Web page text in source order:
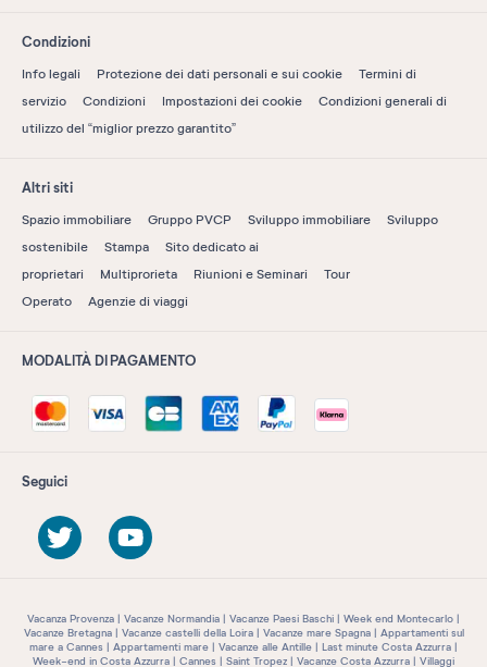
Condizioni
Info legali Protezione dei dati personali e sui cookie
Termini di
servizio
Condizioni Impostazioni dei cookie
Condizioni generali di
utilizzo del “miglior prezzo garantito”
Altri siti
Spazio immobiliare Gruppo PVCP Sviluppo immobiliare
Sviluppo
sostenibile
Stampa
Sito dedicato ai
proprietari
Multiprorieta Riunioni e Seminari
Tour
Operato
Agenzie di viaggi
MODALITÀ DI PAGAMENTO
Seguici
Vacanza Provenza Vacanze Normandia Vacanze Paesi Baschi
Week end Montecarlo
Vacanze Bretagna
Vacanze castelli della Loira Vacanze mare Spagna
Appartamenti sul
mare a Cannes
Appartamenti mare Vacanze alle Antille
Last minute Costa Azzurra
Week-end in Costa Azzurra
Cannes Saint Tropez Vacanze Costa Azzurra Villaggi